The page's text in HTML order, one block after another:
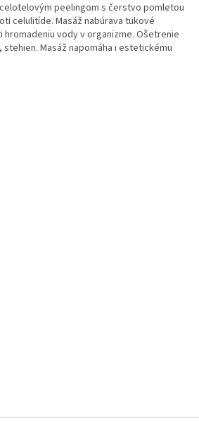
peelingom s čerstvo pomletou
celulitíde. Masáž nabúrava tukové
vody v organizme. Ošetrenie
Masáž napomáha i estetickému